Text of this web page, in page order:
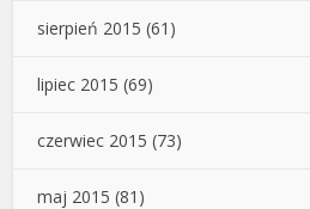
sierpień 2015 (61)
lipiec 2015 (69)
czerwiec 2015 (73)
maj 2015 (81)